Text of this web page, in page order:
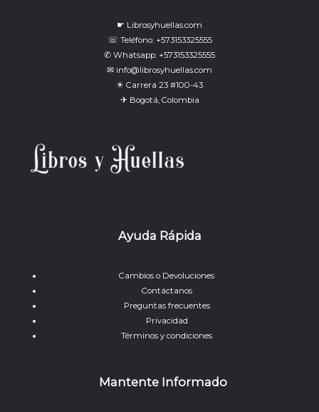
☛ Librosyhuellas.com
☏ Teléfono: +573153325555
✆ Whatsapp: +573153325555
✉ info@librosyhuellas.com
☀ Carrera 23 #100-43
✈ Bogotá, Colombia
Ayuda Rápida
Cambios o Devoluciones
Contáctanos
Preguntas frecuentes
Privacidad
Términos y condiciones
Mantente Informado